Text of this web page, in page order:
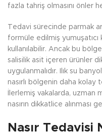
fazla tahriş olmasını önler
Tedavi sürecinde parmak
formüle edilmiş yumuşatıcı
kullanılabilir. Ancak bu
salisilik asit içeren ürünler
uygulanmalıdır. Ilık su
nasırlı bölgenin daha kolay
İlerlemiş vakalarda, uzman
nasırın dikkatlice alınması
Nasır Tedavisi